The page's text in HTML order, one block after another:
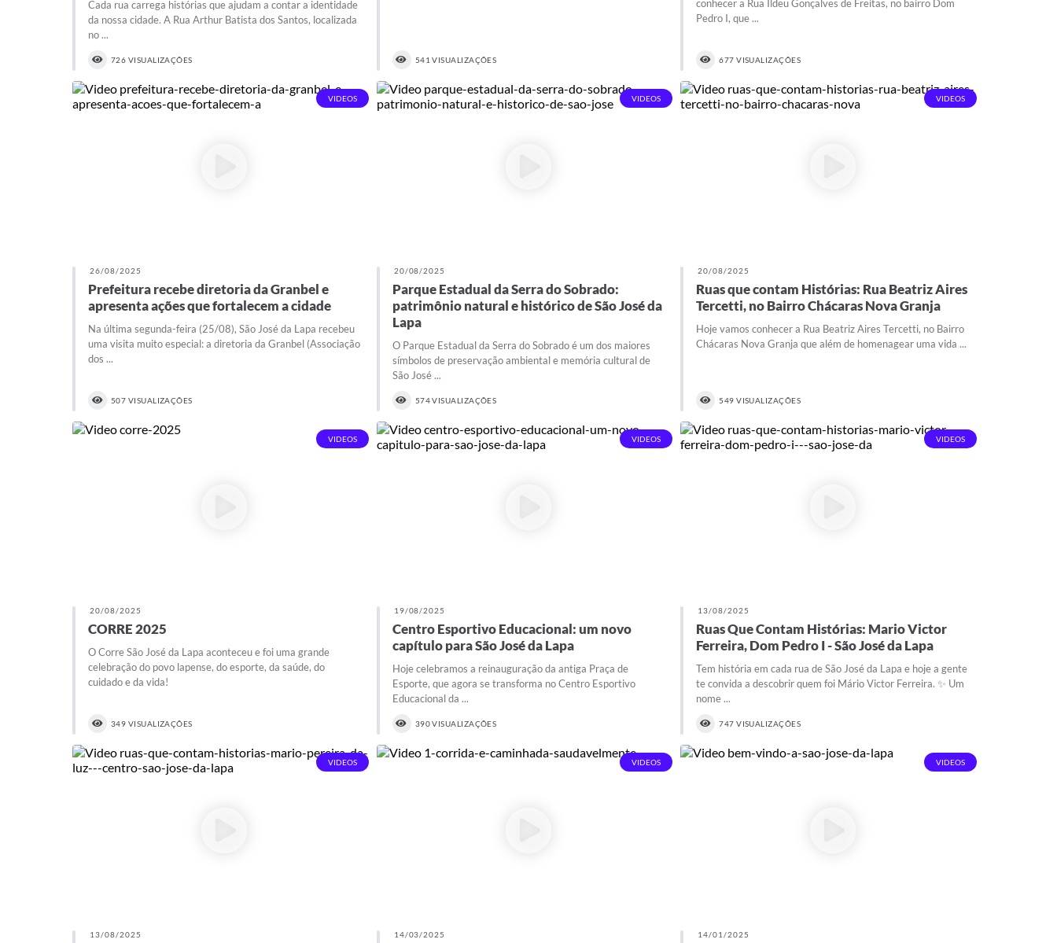
Cada rua carrega histórias que ajudam a contar a identidade
da nossa cidade. A Rua Arthur Batista dos Santos, localizada
no ...
726 VISUALIZAÇÕES 541 VISUALIZAÇÕES
conhecer a Rua Ildeu Gonçalves de Freitas, no bairro Dom
Pedro I, que ...
677 VISUALIZAÇÕES
VIDEOS
26/08/2025
Prefeitura recebe diretoria da Granbel e
apresenta ações que fortalecem a cidade
Na última segunda-feira (25/08), São José da Lapa recebeu
uma visita muito especial: a diretoria da Granbel (Associação
dos ...
507 VISUALIZAÇÕES
VIDEOS
20/08/2025
Parque Estadual da Serra do Sobrado:
patrimônio natural e histórico de São José da
Lapa
O Parque Estadual da Serra do Sobrado é um dos maiores
símbolos de preservação ambiental e memória cultural de
São José ...
574 VISUALIZAÇÕES
VIDEOS
20/08/2025
Ruas que contam Histórias: Rua Beatriz Aires
Tercetti, no Bairro Chácaras Nova Granja
Hoje vamos conhecer a Rua Beatriz Aires Tercetti, no Bairro
Chácaras Nova Granja que além de homenagear uma vida ...
549 VISUALIZAÇÕES
VIDEOS
20/08/2025
CORRE 2025
O Corre São José da Lapa aconteceu e foi uma grande
celebração do povo lapense, do esporte, da saúde, do
cuidado e da vida!
349 VISUALIZAÇÕES
VIDEOS
19/08/2025
Centro Esportivo Educacional: um novo
capítulo para São José da Lapa
Hoje celebramos a reinauguração da antiga Praça de
Esporte, que agora se transforma no Centro Esportivo
Educacional da ...
390 VISUALIZAÇÕES
VIDEOS
13/08/2025
Ruas Que Contam Histórias: Mario Victor
Ferreira, Dom Pedro I - São José da Lapa
Tem história em cada rua de São José da Lapa e hoje a gente
te convida a descobrir quem foi Mário Victor Ferreira. ✨ Um
nome ...
747 VISUALIZAÇÕES
VIDEOS
13/08/2025
VIDEOS
14/03/2025
VIDEOS
14/01/2025